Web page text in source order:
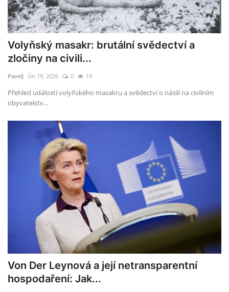
Volyňský masakr: brutální svědectví a
zločiny na civili...
PavelJ Ún 19, 2026 0 19
Přehled událostí volyňského masakru a svědectví o násilí na civilním
obyvatelstv...
Von Der Leynová a její netransparentní
hospodaření: Jak...